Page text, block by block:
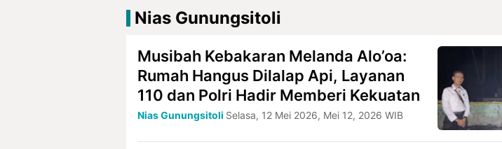
Nias Gunungsitoli
Musibah Kebakaran Melanda Alo’oa:
Rumah Hangus Dilalap Api, Layanan
110 dan Polri Hadir Memberi Kekuatan
Nias Gunungsitoli Selasa, 12 Mei 2026, Mei 12, 2026 WIB